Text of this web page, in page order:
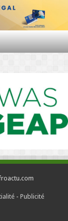
- Publicité